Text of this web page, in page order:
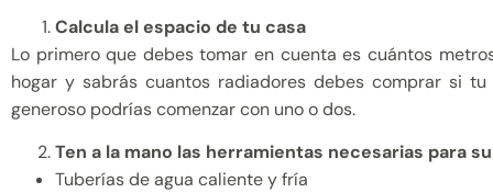
Calcula el espacio de tu casa
Lo primero que debes tomar en cuenta es cuántos
hogar y sabrás cuantos radiadores debes comprar si
generoso podrías comenzar con uno o dos.
Ten a la mano las herramientas necesarias para
Tuberías de agua caliente y fría